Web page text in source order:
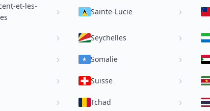
et-les-
Sainte-Lucie
Seychelles
Somalie
Suisse
Tchad